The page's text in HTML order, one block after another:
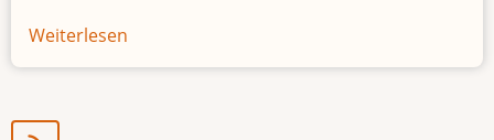
Weiterlesen
Jugendarbeitslosigkeit